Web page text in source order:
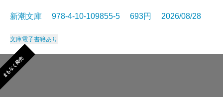
新潮文庫 978-4-10-109855-5 693円 2026/08/28
文庫電子書籍あり
まもなく発売